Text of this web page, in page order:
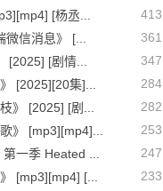
413
[杨丞...
361
微信消息》 [...
347
[2025] [剧情...
284
[2025][20集]...
282
》 [2025] [剧...
253
》 [mp3][mp4]...
247
第一季 Heated ...
233
[mp3][mp4] [...